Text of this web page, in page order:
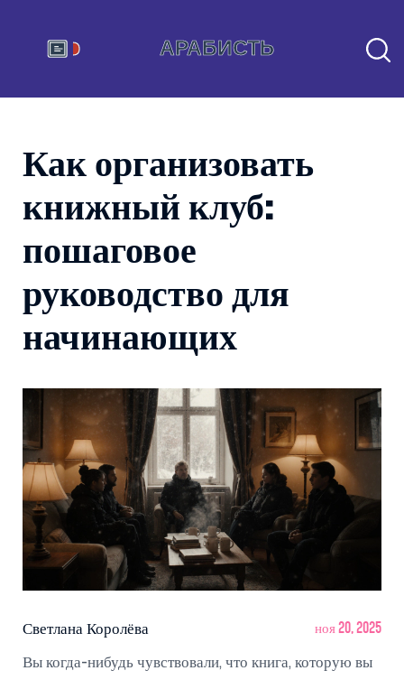
Как организовать
книжный клуб:
пошаговое
руководство для
начинающих
Светлана Королёва ноя 20, 2025
Вы когда-нибудь чувствовали, что книга, которую вы